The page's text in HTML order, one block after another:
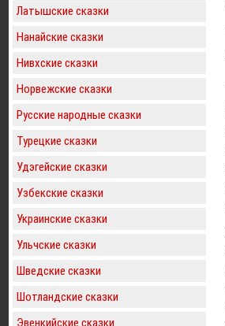
Латышские сказки
Нанайские сказки
Нивхские сказки
Норвежские сказки
Русские народные сказки
Турецкие сказки
Удэгейские сказки
Узбекские сказки
Украинские сказки
Ульчские сказки
Шведские сказки
Шотландские сказки
Эвенкийские сказки